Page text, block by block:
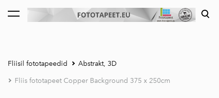
lisati ostukorvi. Vaata ostukorvi
Fliisil fototapeedid Abstrakt, 3D
Fliis fototapeet Copper Background 375 x 250cm